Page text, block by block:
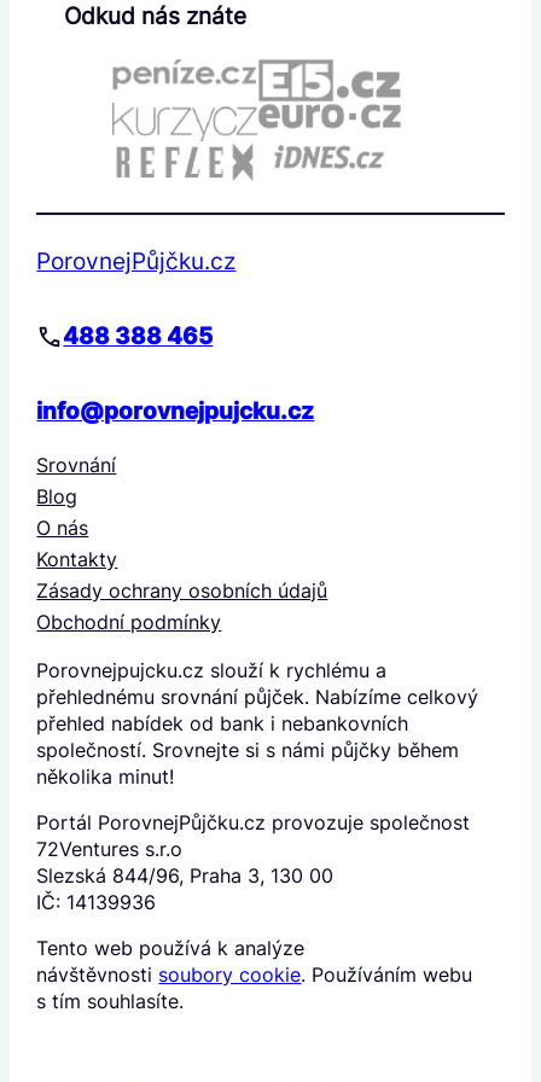
Odkud nás znáte
PorovnejPůjčku.cz
488 388 465
info@porovnejpujcku.cz
Srovnání
Blog
O nás
Kontakty
Zásady ochrany osobních údajů
Obchodní podmínky
Porovnejpujcku.cz slouží k rychlému a
přehlednému srovnání půjček. Nabízíme celkový
přehled nabídek od bank i nebankovních
společností. Srovnejte si s námi půjčky během
několika minut!
Portál PorovnejPůjčku.cz provozuje společnost
72Ventures s.r.o
Slezská 844/96, Praha 3, 130 00
IČ: 14139936
Tento web používá k analýze
návštěvnosti soubory cookie. Používáním webu
s tím souhlasíte.